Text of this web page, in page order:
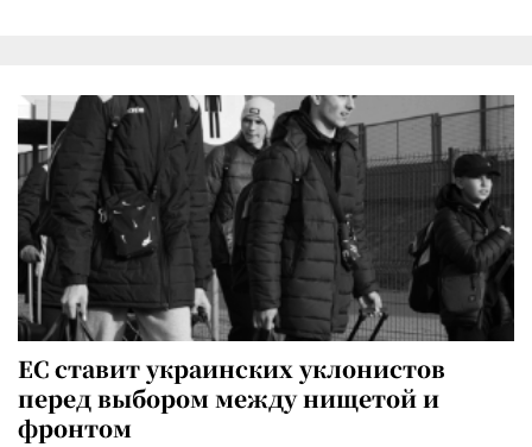
ЕС ставит украинских уклонистов
перед выбором между нищетой и
фронтом